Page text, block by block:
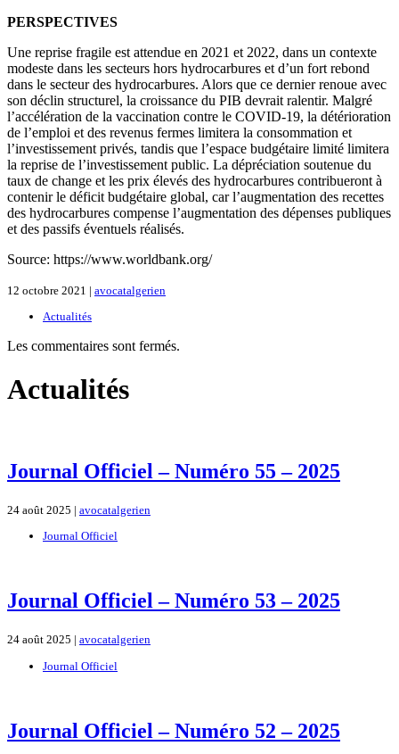
PERSPECTIVES
Une reprise fragile est attendue en 2021 et 2022, dans un contexte
modeste dans les secteurs hors hydrocarbures et d’un fort rebond
dans le secteur des hydrocarbures. Alors que ce dernier renoue avec
son déclin structurel, la croissance du PIB devrait ralentir. Malgré
l’accélération de la vaccination contre le COVID-19, la détérioration
de l’emploi et des revenus fermes limitera la consommation et
l’investissement privés, tandis que l’espace budgétaire limité limitera
la reprise de l’investissement public. La dépréciation soutenue du
taux de change et les prix élevés des hydrocarbures contribueront à
contenir le déficit budgétaire global, car l’augmentation des recettes
des hydrocarbures compense l’augmentation des dépenses publiques
et des passifs éventuels réalisés.
Source: https://www.worldbank.org/
12 octobre 2021 | avocatalgerien
Actualités
Les commentaires sont fermés.
Actualités
Journal Officiel – Numéro 55 – 2025
24 août 2025 | avocatalgerien
Journal Officiel
Journal Officiel – Numéro 53 – 2025
24 août 2025 | avocatalgerien
Journal Officiel
Journal Officiel – Numéro 52 – 2025